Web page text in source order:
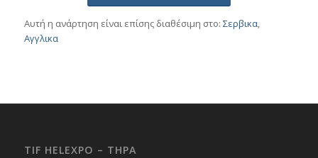
Αυτή η ανάρτηση είναι επίσης διαθέσιμη στο: Σερβικα
Αγγλικα
TIF HELEXPO – THPA